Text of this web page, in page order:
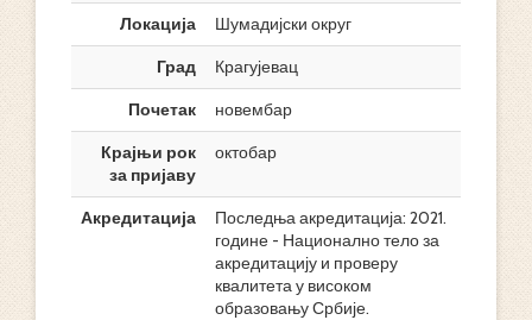
Локација
Шумадијски округ
Град
Крагујевац
Почетак
новембар
Крајњи рок
за пријаву
октобар
Акредитација
Последња акредитација: 2021.
године - Национално тело за
акредитацију и проверу
квалитета у високом
образовању Србије.